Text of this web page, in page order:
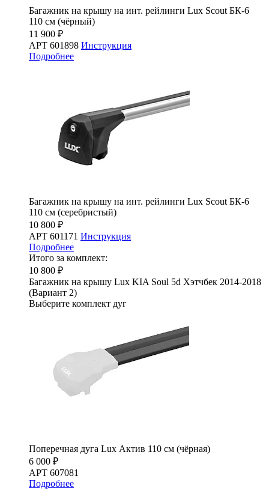
Багажник на крышу на инт. рейлинги Lux Scout БК-6
110 см (чёрный)
11 900 ₽
АРТ 601898 Инструкция
Подробнее
Багажник на крышу на инт. рейлинги Lux Scout БК-6
110 см (серебристый)
10 800 ₽
АРТ 601171 Инструкция
Подробнее
Итого за комплект:
10 800 ₽
Багажник на крышу Lux KIA Soul 5d Хэтчбек 2014-2018
(Вариант 2)
Выберите комплект дуг
Поперечная дуга Lux Актив 110 см (чёрная)
6 000 ₽
АРТ 607081
Подробнее